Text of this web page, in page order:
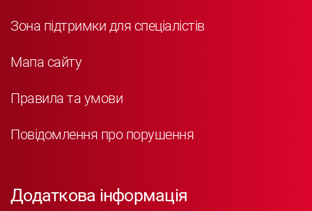
Зона підтримки для спеціалістів
Мапа сайту
Правила та умови
Повідомлення про порушення
Додаткова інформація